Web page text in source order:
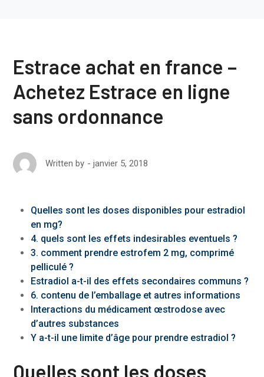
Estrace achat en france –
Achetez Estrace en ligne
sans ordonnance
Written by janvier 5, 2018
Quelles sont les doses disponibles pour estradiol
en mg?
4. quels sont les effets indesirables eventuels ?
3. comment prendre estrofem 2 mg, comprimé
pelliculé ?
Estradiol a-t-il des effets secondaires communs ?
6. contenu de l’emballage et autres informations
Interactions du médicament œstrodose avec
d’autres substances
Y a-t-il une limite d’âge pour prendre estradiol ?
Quelles sont les doses